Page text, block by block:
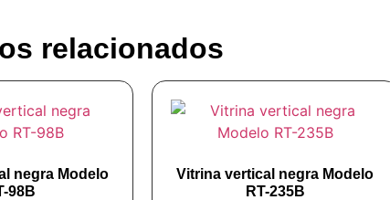
relacionados
negra Modelo
98B
Vitrina vertical negra Modelo
RT-235B